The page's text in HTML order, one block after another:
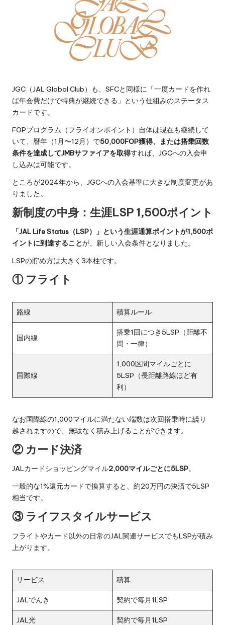
JGC（JAL Global Club）も、SFCと同様に「一度カードを作れ
ば年会費だけで特典が継続できる」という仕組みのステータス
カードです。
FOPプログラム（フライオンポイント）自体は現在も継続して
いて、暦年（1月〜12月）で50,000FOP獲得、または搭乗回数
条件を達成してJMBサファイアを取得すれば、JGCへの入会申
し込みは可能です。
ところが2024年から、JGCへの入会基準に大きな制度変更があ
りました。
新制度の中身：生涯LSP 1,500ポイント
「JAL Life Status（LSP）」という生涯通算ポイントが1,500ポ
イントに到達することが、新しい入会条件となりました。
LSPの貯め方は大きく3本柱です。
① フライト
路線 積算ルール
国内線
搭乗1回につき5LSP（距離不
問・一律）
国際線
1,000区間マイルごとに
5LSP（長距離路線ほど有
利）
なお国際線の1,000マイルに満たない端数は次回搭乗時に繰り
越されますので、無駄なく積み上げることができます。
② カード決済
JALカードショッピングマイル2,000マイルごとに5LSP。
一般的な1%還元カードで換算すると、約20万円の決済で5LSP
相当です。
③ ライフスタイルサービス
フライトやカード以外の日常のJAL関連サービスでもLSPが積み
上がります。
サービス 積算
JALでんき 契約で毎月1LSP
JAL光 契約で毎月1LSP